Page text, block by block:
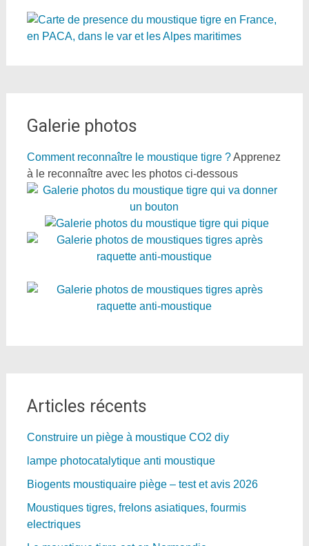
Galerie photos
Comment reconnaître le moustique tigre ?Apprenez
à le reconnaître avec les photos ci-dessous
Articles récents
Construire un piège à moustique CO2 diy
lampe photocatalytique anti moustique
Biogents moustiquaire piège – test et avis 2026
Moustiques tigres, frelons asiatiques, fourmis
electriques